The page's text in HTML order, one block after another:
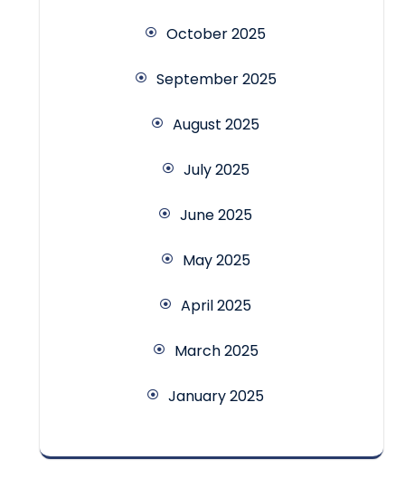
October 2025
September 2025
August 2025
July 2025
June 2025
May 2025
April 2025
March 2025
January 2025